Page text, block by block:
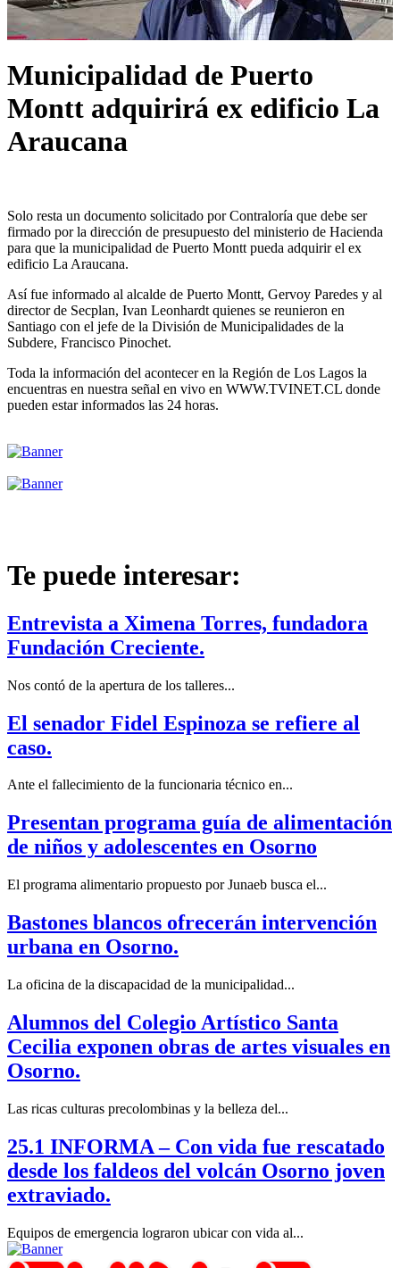
Municipalidad de Puerto
Montt adquirirá ex edificio La
Araucana
Solo resta un documento solicitado por Contraloría que debe ser
firmado por la dirección de presupuesto del ministerio de Hacienda
para que la municipalidad de Puerto Montt pueda adquirir el ex
edificio La Araucana.
Así fue informado al alcalde de Puerto Montt, Gervoy Paredes y al
director de Secplan, Ivan Leonhardt quienes se reunieron en
Santiago con el jefe de la División de Municipalidades de la
Subdere, Francisco Pinochet.
Toda la información del acontecer en la Región de Los Lagos la
encuentras en nuestra señal en vivo en WWW.TVINET.CL donde
pueden estar informados las 24 horas.
Te puede interesar:
Entrevista a Ximena Torres, fundadora
Fundación Creciente.
Nos contó de la apertura de los talleres...
El senador Fidel Espinoza se refiere al
caso.
Ante el fallecimiento de la funcionaria técnico en...
Presentan programa guía de alimentación
de niños y adolescentes en Osorno
El programa alimentario propuesto por Junaeb busca el...
Bastones blancos ofrecerán intervención
urbana en Osorno.
La oficina de la discapacidad de la municipalidad...
Alumnos del Colegio Artístico Santa
Cecilia exponen obras de artes visuales en
Osorno.
Las ricas culturas precolombinas y la belleza del...
25.1 INFORMA – Con vida fue rescatado
desde los faldeos del volcán Osorno joven
extraviado.
Equipos de emergencia lograron ubicar con vida al...